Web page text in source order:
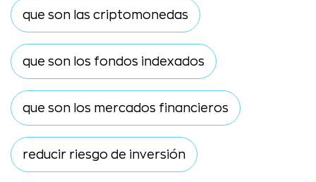
que son las criptomonedas
que son los fondos indexados
que son los mercados financieros
reducir riesgo de inversión